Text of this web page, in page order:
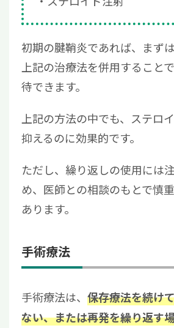
初期の腱鞘炎であれば、まず
上記の治療法を併用すること
待できます。
上記の方法の中でも、ステロ
抑えるのに効果的です。
ただし、繰り返しの使用には
め、医師との相談のもとで慎
あります。
手術療法
手術療法は、 保存療法を続け
ない、または再発を繰り返す